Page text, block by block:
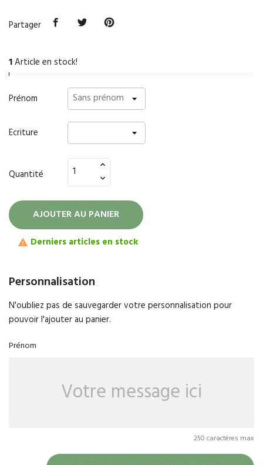
Partager
1Article en stock!
Prénom
Ecriture
Quantité
AJOUTER AU PANIER
 Derniers articles en stock
Personnalisation
N'oubliez pas de sauvegarder votre personnalisation pour
pouvoir l'ajouter au panier.
Prénom
250 caractères max